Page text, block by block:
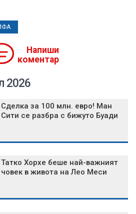
Напиши
коментар
2026
Сделка за 100 млн. евро! Ман
Сити се разбра с бижуто Буади
Татко Хорхе беше най-важният
човек в живота на Лео Меси